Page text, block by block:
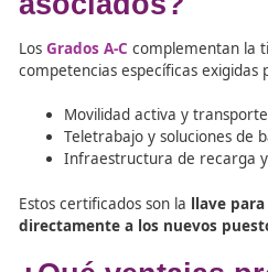
Planificación de
Gestión de emisiones
Prevención de riesgos
Análisis de datos y
Gracias a esta formación, el
para la movilidad segura y
más preparado para